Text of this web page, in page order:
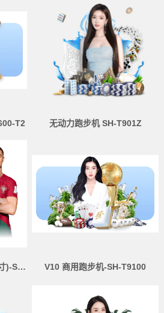
T2 无动力跑步机 SH-T901Z
V10 高端商用跑步机(32英寸)-SH-T9100T V10 商用跑步机-SH-T9100